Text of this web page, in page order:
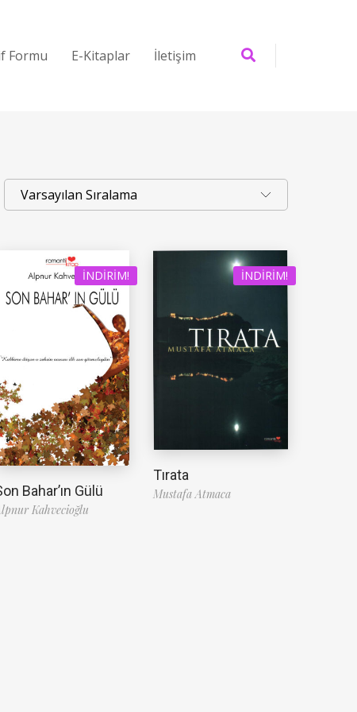
Formu E-Kitaplar İletişim
İNDIRIM!
Bahar’ın Gülü
Kahvecioğlu
İNDIRIM!
Tırata
Mustafa Atmaca